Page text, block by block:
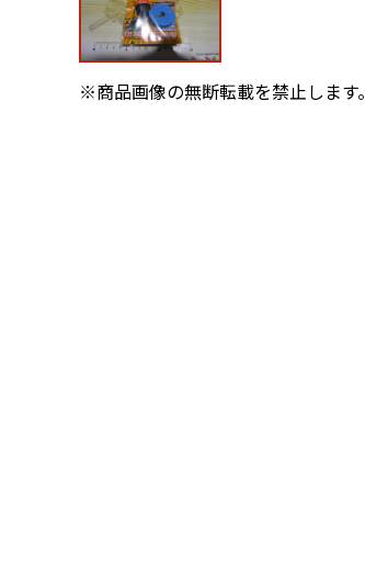
※商品画像の無断転載を禁止します。